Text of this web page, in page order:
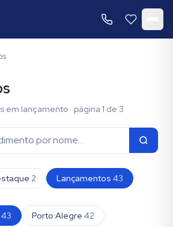
em lançamento · página 1 de 3
2 Lançamentos 43
43 Porto Alegre 42